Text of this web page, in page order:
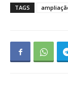
TAGS